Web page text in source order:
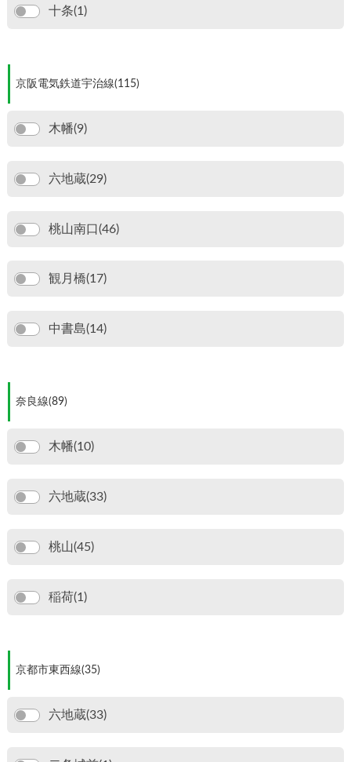
十条(1)
京阪電気鉄道宇治線(115)
木幡(9)
六地蔵(29)
桃山南口(46)
観月橋(17)
中書島(14)
奈良線(89)
木幡(10)
六地蔵(33)
桃山(45)
稲荷(1)
京都市東西線(35)
六地蔵(33)